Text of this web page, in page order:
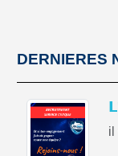
DERNIERES
il